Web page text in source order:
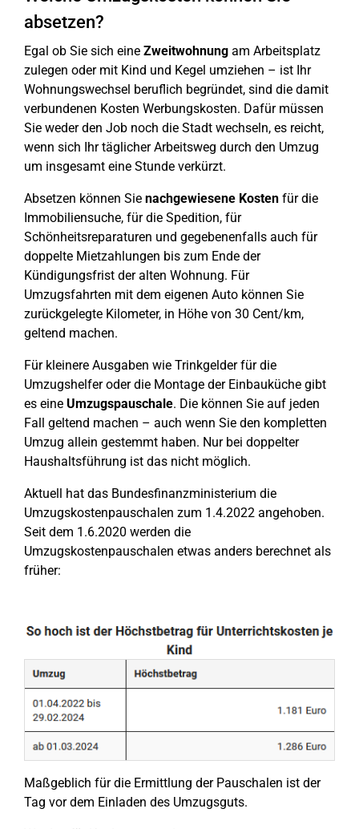
absetzen?
Egal ob Sie sich eine Zweitwohnung am Arbeitsplatz
zulegen oder mit Kind und Kegel umziehen – ist Ihr
Wohnungswechsel beruflich begründet, sind die damit
verbundenen Kosten Werbungskosten. Dafür müssen
Sie weder den Job noch die Stadt wechseln, es reicht,
wenn sich Ihr täglicher Arbeitsweg durch den Umzug
um insgesamt eine Stunde verkürzt.
Absetzen können Sie nachgewiesene Kosten für die
Immobiliensuche, für die Spedition, für
Schönheitsreparaturen und gegebenenfalls auch für
doppelte Mietzahlungen bis zum Ende der
Kündigungsfrist der alten Wohnung. Für
Umzugsfahrten mit dem eigenen Auto können Sie
zurückgelegte Kilometer, in Höhe von 30 Cent/km,
geltend machen.
Für kleinere Ausgaben wie Trinkgelder für die
Umzugshelfer oder die Montage der Einbauküche gibt
es eine Umzugspauschale. Die können Sie auf jeden
Fall geltend machen – auch wenn Sie den kompletten
Umzug allein gestemmt haben. Nur bei doppelter
Haushaltsführung ist das nicht möglich.
Aktuell hat das Bundesfinanzministerium die
Umzugskostenpauschalen zum 1.4.2022 angehoben.
Seit dem 1.6.2020 werden die
Umzugskostenpauschalen etwas anders berechnet als
früher:
Maßgeblich für die Ermittlung der Pauschalen ist der
Tag vor dem Einladen des Umzugsguts.